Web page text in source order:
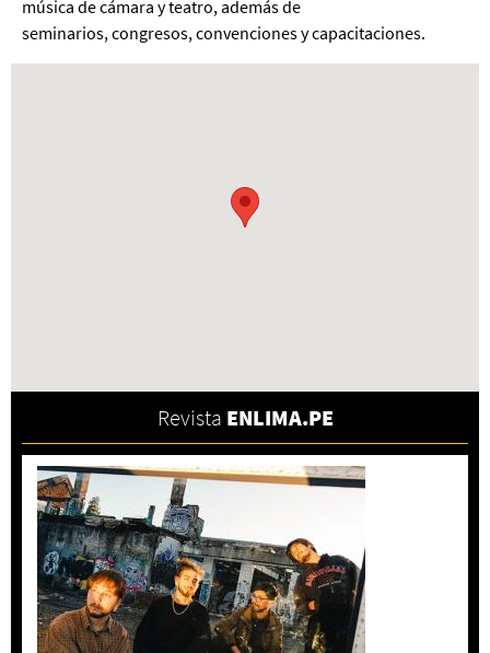
música de cámara y teatro, además de
seminarios, congresos, convenciones y capacitaciones.
Revista ENLIMA.PE